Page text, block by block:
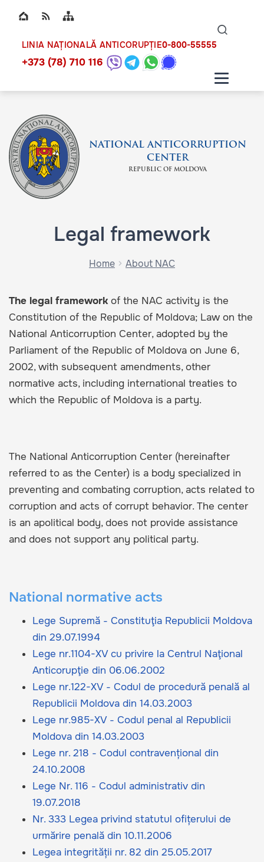
Top bar navigation
LINIA NAȚIONALĂ ANTICORUPȚIE0-800-55555
+373 (78) 710 116
NATIONAL ANTICORRUPTION
CENTER
REPUBLIC OF MOLDOVA
Legal framework
Home About NAC
The legal frameworkof the NAC activity is the
Constitution of the Republic of Moldova; Law on the
National Anticorruption Center, adopted by the
Parliament of the Republic of Moldova on June 6,
2002, with subsequent amendments, other
normative acts, including international treaties to
which the Republic of Moldova is a party.
The National Anticorruption Center (hereinafter
referred to as the Center) is a body specialized in
preventing and combating corruption, acts related to
corruption and acts of corrupt behavior. The center
is an apolitical body, does not provide assistance
and does not support any political party.
National normative acts
Lege Supremă - Constituţia Republicii Moldova
din 29.07.1994
Lege nr.1104-XV cu privire la Centrul Naţional
Anticorupţie din 06.06.2002
Lege nr.122-XV - Codul de procedură penală al
Republicii Moldova din 14.03.2003
Lege nr.985-XV - Codul penal al Republicii
Moldova din 14.03.2003
Lege nr. 218 - Codul contravențional din
24.10.2008
Lege Nr. 116 - Codul administrativ din
19.07.2018
Nr. 333 Legea privind statutul ofițerului de
urmărire penală din 10.11.2006
Legea integrității nr. 82 din 25.05.2017